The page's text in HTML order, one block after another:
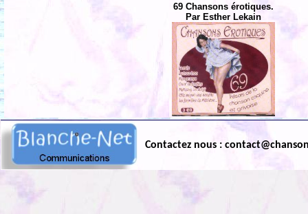
69 Chansons érotiques.
Par Esther Lekain
Contactez nous :